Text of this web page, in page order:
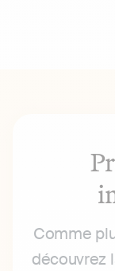
Comme
découvrez